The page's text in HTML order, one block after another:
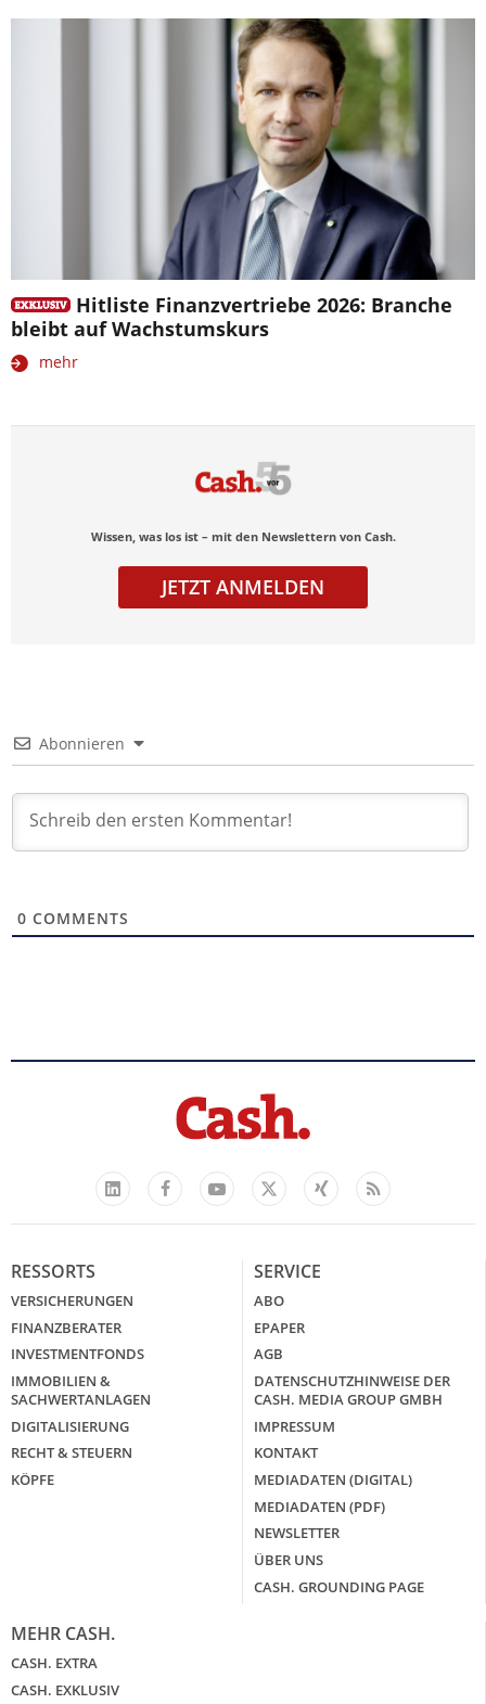
Hitliste Finanzvertriebe 2026: Branche
bleibt auf Wachstumskurs
mehr
Wissen, was los ist – mit den Newslettern von Cash.
JETZT ANMELDEN
Abonnieren
0 COMMENTS
LinkedIn
FacebookYouTube
X
Xing Feed
RESSORTS
VERSICHERUNGEN
FINANZBERATER
INVESTMENTFONDS
IMMOBILIEN &
SACHWERTANLAGEN
DIGITALISIERUNG
RECHT & STEUERN
KÖPFE
SERVICE
ABO
EPAPER
AGB
DATENSCHUTZHINWEISE DER
CASH. MEDIA GROUP GMBH
IMPRESSUM
KONTAKT
MEDIADATEN (DIGITAL)
MEDIADATEN (PDF)
NEWSLETTER
ÜBER UNS
CASH. GROUNDING PAGE
MEHR CASH.
CASH. EXTRA
CASH. EXKLUSIV